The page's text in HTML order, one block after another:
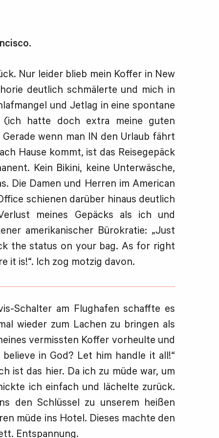
Nur leider blieb mein Koffer in New
deutlich schmälerte und mich in
und Jetlag in eine spontane
(ich hatte doch extra meine guten
wenn man IN den Urlaub fährt
Hause kommt, ist das Reisegepäck
Kein Bikini, keine Unterwäsche,
Die Damen und Herren im American
schienen darüber hinaus deutlich
meines Gepäcks als ich und
amerikanischer Bürokratie: „Just
the status on your bag. As for right
it is!“. Ich zog motzig davon.
Schalter am Flughafen schaffte es
wieder zum Lachen zu bringen als
vermissten Koffer vorheulte und
in God? Let him handle it all!“
ist das hier. Da ich zu müde war, um
ich einfach und lächelte zurück.
den Schlüssel zu unserem heißen
müde ins Hotel. Dieses machte den
Entspannung.